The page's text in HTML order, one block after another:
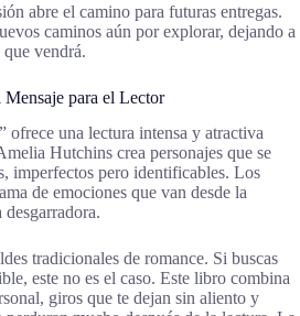
abre el camino para futuras entregas.
caminos aún por explorar, dejando a
vendrá.
para el Lector
ofrece una lectura intensa y atractiva
Hutchins crea personajes que se
imperfectos pero identificables. Los
de emociones que van desde la
tradicionales de romance. Si buscas
este no es el caso. Este libro combina
giros que te dejan sin aliento y